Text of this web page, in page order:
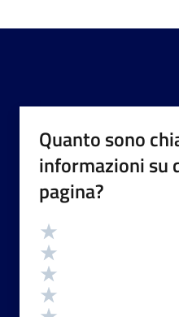
Quanto sono
informazioni su
pagina?
Valutazione